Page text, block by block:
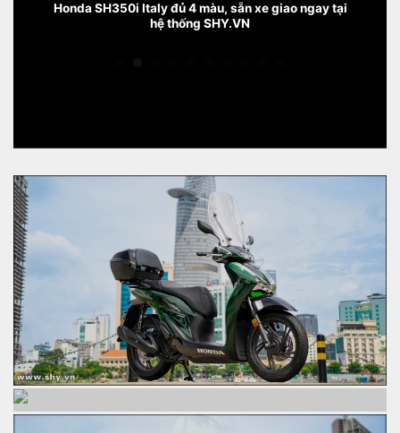
Honda SH Italy Super Vetro 2 in 1: Giá từ 235 triệu,
giới hạn chỉ 200 xe